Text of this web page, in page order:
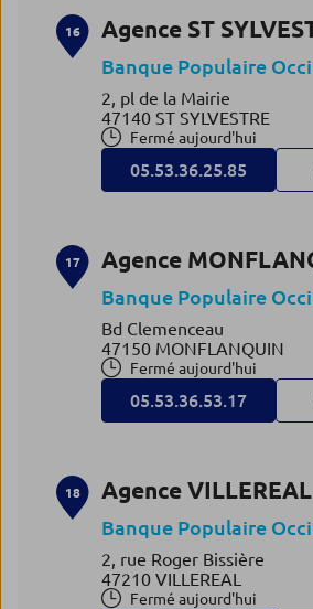
16 Agence ST
Banque Populaire
2, pl de la Mairie
47140 ST SYLVESTRE
Fermé aujourd'hui
05.53.36.25.85
17 Agence
Banque Populaire
Bd Clemenceau
47150 MONFLANQUIN
Fermé aujourd'hui
05.53.36.53.17
18 Agence VILLEREAL
Banque Populaire
2, rue Roger Bissière
47210 VILLEREAL
Fermé aujourd'hui